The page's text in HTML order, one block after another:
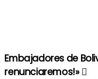
Embajadores de
renunciaremos!»